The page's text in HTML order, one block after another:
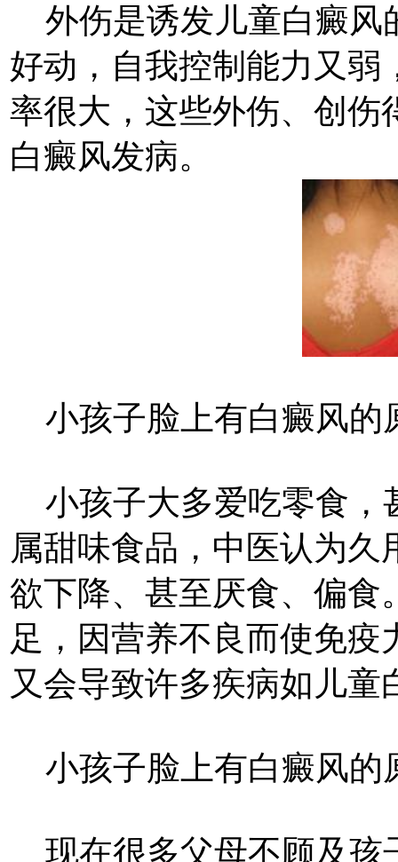
外伤是诱发儿童白癜风
好动，自我控制能力又弱
率很大，这些外伤、创伤
白癜风发病。
小孩子脸上有白癜风的
小孩子大多爱吃零食，
属甜味食品，中医认为
欲下降、甚至厌食、偏食
足，因营养不良而使免
又会导致许多疾病如儿童
小孩子脸上有白癜风的
现在很多父母不顾及孩